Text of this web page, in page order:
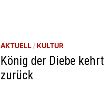
AKTUELL /KULTUR
König der Diebe kehrt
zurück